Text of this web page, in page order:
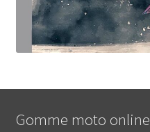
Gomme moto online